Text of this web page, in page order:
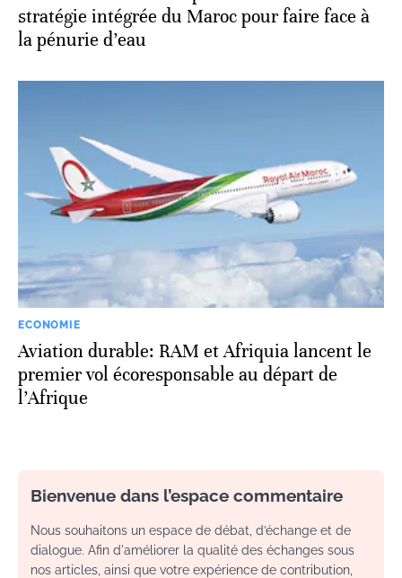
stratégie intégrée du Maroc pour faire face à
la pénurie d’eau
ECONOMIE
Aviation durable: RAM et Afriquia lancent le
premier vol écoresponsable au départ de
l’Afrique
Bienvenue dans l’espace commentaire
Nous souhaitons un espace de débat, d’échange et de
dialogue. Afin d'améliorer la qualité des échanges sous
nos articles, ainsi que votre expérience de contribution,